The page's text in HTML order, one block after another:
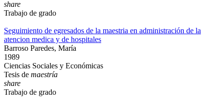
share
Trabajo de grado
Seguimiento de egresados de la maestria en administración de la
atencion medica y de hospitales
Barroso Paredes, María
1989
Ciencias Sociales y Económicas
Tesis de maestría
share
Trabajo de grado